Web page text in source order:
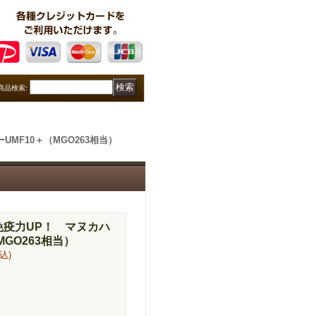
品検索:
＋（MGO263相当）
疫力UP！ マヌカハ
相当）
)